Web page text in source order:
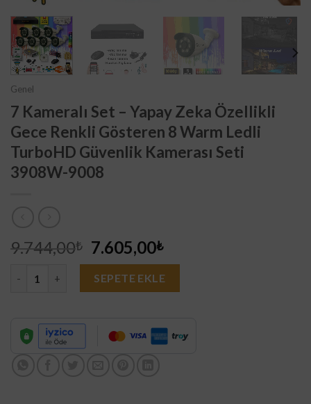
Genel
7 Kameralı Set – Yapay Zeka Özellikli
Gece Renkli Gösteren 8 Warm Ledli
TurboHD Güvenlik Kamerası Seti
3908W-9008
9.744,00₺ Orijinal
fiyat:
9.744,00₺.
7.605,00₺Şu
andaki
fiyat:
7.605,00₺.
7 Kameralı Set - Yapay Zeka Özellikli Gece Renkli Gösteren 8
SEPETE EKLE